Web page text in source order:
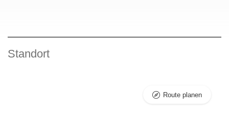
Standort
Route planen